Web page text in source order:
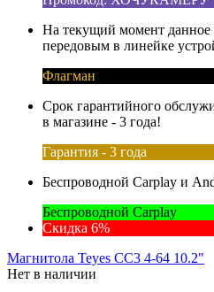
На текущий момент данное
передовым в линейке
Флагман
Срок гарантийного
в магазине - 3 года!
Гарантия - 3 года
Беспроводной Carplay и
Беспроводной Carplay
Скидка 6%
Магнитола Teyes CC3 4-64 10.2"
Нет в наличии